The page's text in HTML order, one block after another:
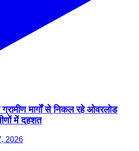
ग्रामीण मार्गों से निकल रहे ओवरलोड
में दहशत
2026